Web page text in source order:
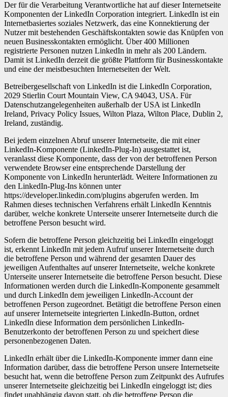
Der für die Verarbeitung Verantwortliche hat auf dieser Internetseite
Komponenten der LinkedIn Corporation integriert. LinkedIn ist ein
Internetbasiertes soziales Netzwerk, das eine Konnektierung der
Nutzer mit bestehenden Geschäftskontakten sowie das Knüpfen von
neuen Businesskontakten ermöglicht. Über 400 Millionen
registrierte Personen nutzen LinkedIn in mehr als 200 Ländern.
Damit ist LinkedIn derzeit die größte Plattform für Businesskontakte
und eine der meistbesuchten Internetseiten der Welt.
Betreibergesellschaft von LinkedIn ist die LinkedIn Corporation,
2029 Stierlin Court Mountain View, CA 94043, USA. Für
Datenschutzangelegenheiten außerhalb der USA ist LinkedIn
Ireland, Privacy Policy Issues, Wilton Plaza, Wilton Place, Dublin 2,
Ireland, zuständig.
Bei jedem einzelnen Abruf unserer Internetseite, die mit einer
LinkedIn-Komponente (LinkedIn-Plug-In) ausgestattet ist,
veranlasst diese Komponente, dass der von der betroffenen Person
verwendete Browser eine entsprechende Darstellung der
Komponente von LinkedIn herunterlädt. Weitere Informationen zu
den LinkedIn-Plug-Ins können unter
https://developer.linkedin.com/plugins abgerufen werden. Im
Rahmen dieses technischen Verfahrens erhält LinkedIn Kenntnis
darüber, welche konkrete Unterseite unserer Internetseite durch die
betroffene Person besucht wird.
Sofern die betroffene Person gleichzeitig bei LinkedIn eingeloggt
ist, erkennt LinkedIn mit jedem Aufruf unserer Internetseite durch
die betroffene Person und während der gesamten Dauer des
jeweiligen Aufenthaltes auf unserer Internetseite, welche konkrete
Unterseite unserer Internetseite die betroffene Person besucht. Diese
Informationen werden durch die LinkedIn-Komponente gesammelt
und durch LinkedIn dem jeweiligen LinkedIn-Account der
betroffenen Person zugeordnet. Betätigt die betroffene Person einen
auf unserer Internetseite integrierten LinkedIn-Button, ordnet
LinkedIn diese Information dem persönlichen LinkedIn-
Benutzerkonto der betroffenen Person zu und speichert diese
personenbezogenen Daten.
LinkedIn erhält über die LinkedIn-Komponente immer dann eine
Information darüber, dass die betroffene Person unsere Internetseite
besucht hat, wenn die betroffene Person zum Zeitpunkt des Aufrufes
unserer Internetseite gleichzeitig bei LinkedIn eingeloggt ist; dies
findet unabhängig davon statt, ob die betroffene Person die